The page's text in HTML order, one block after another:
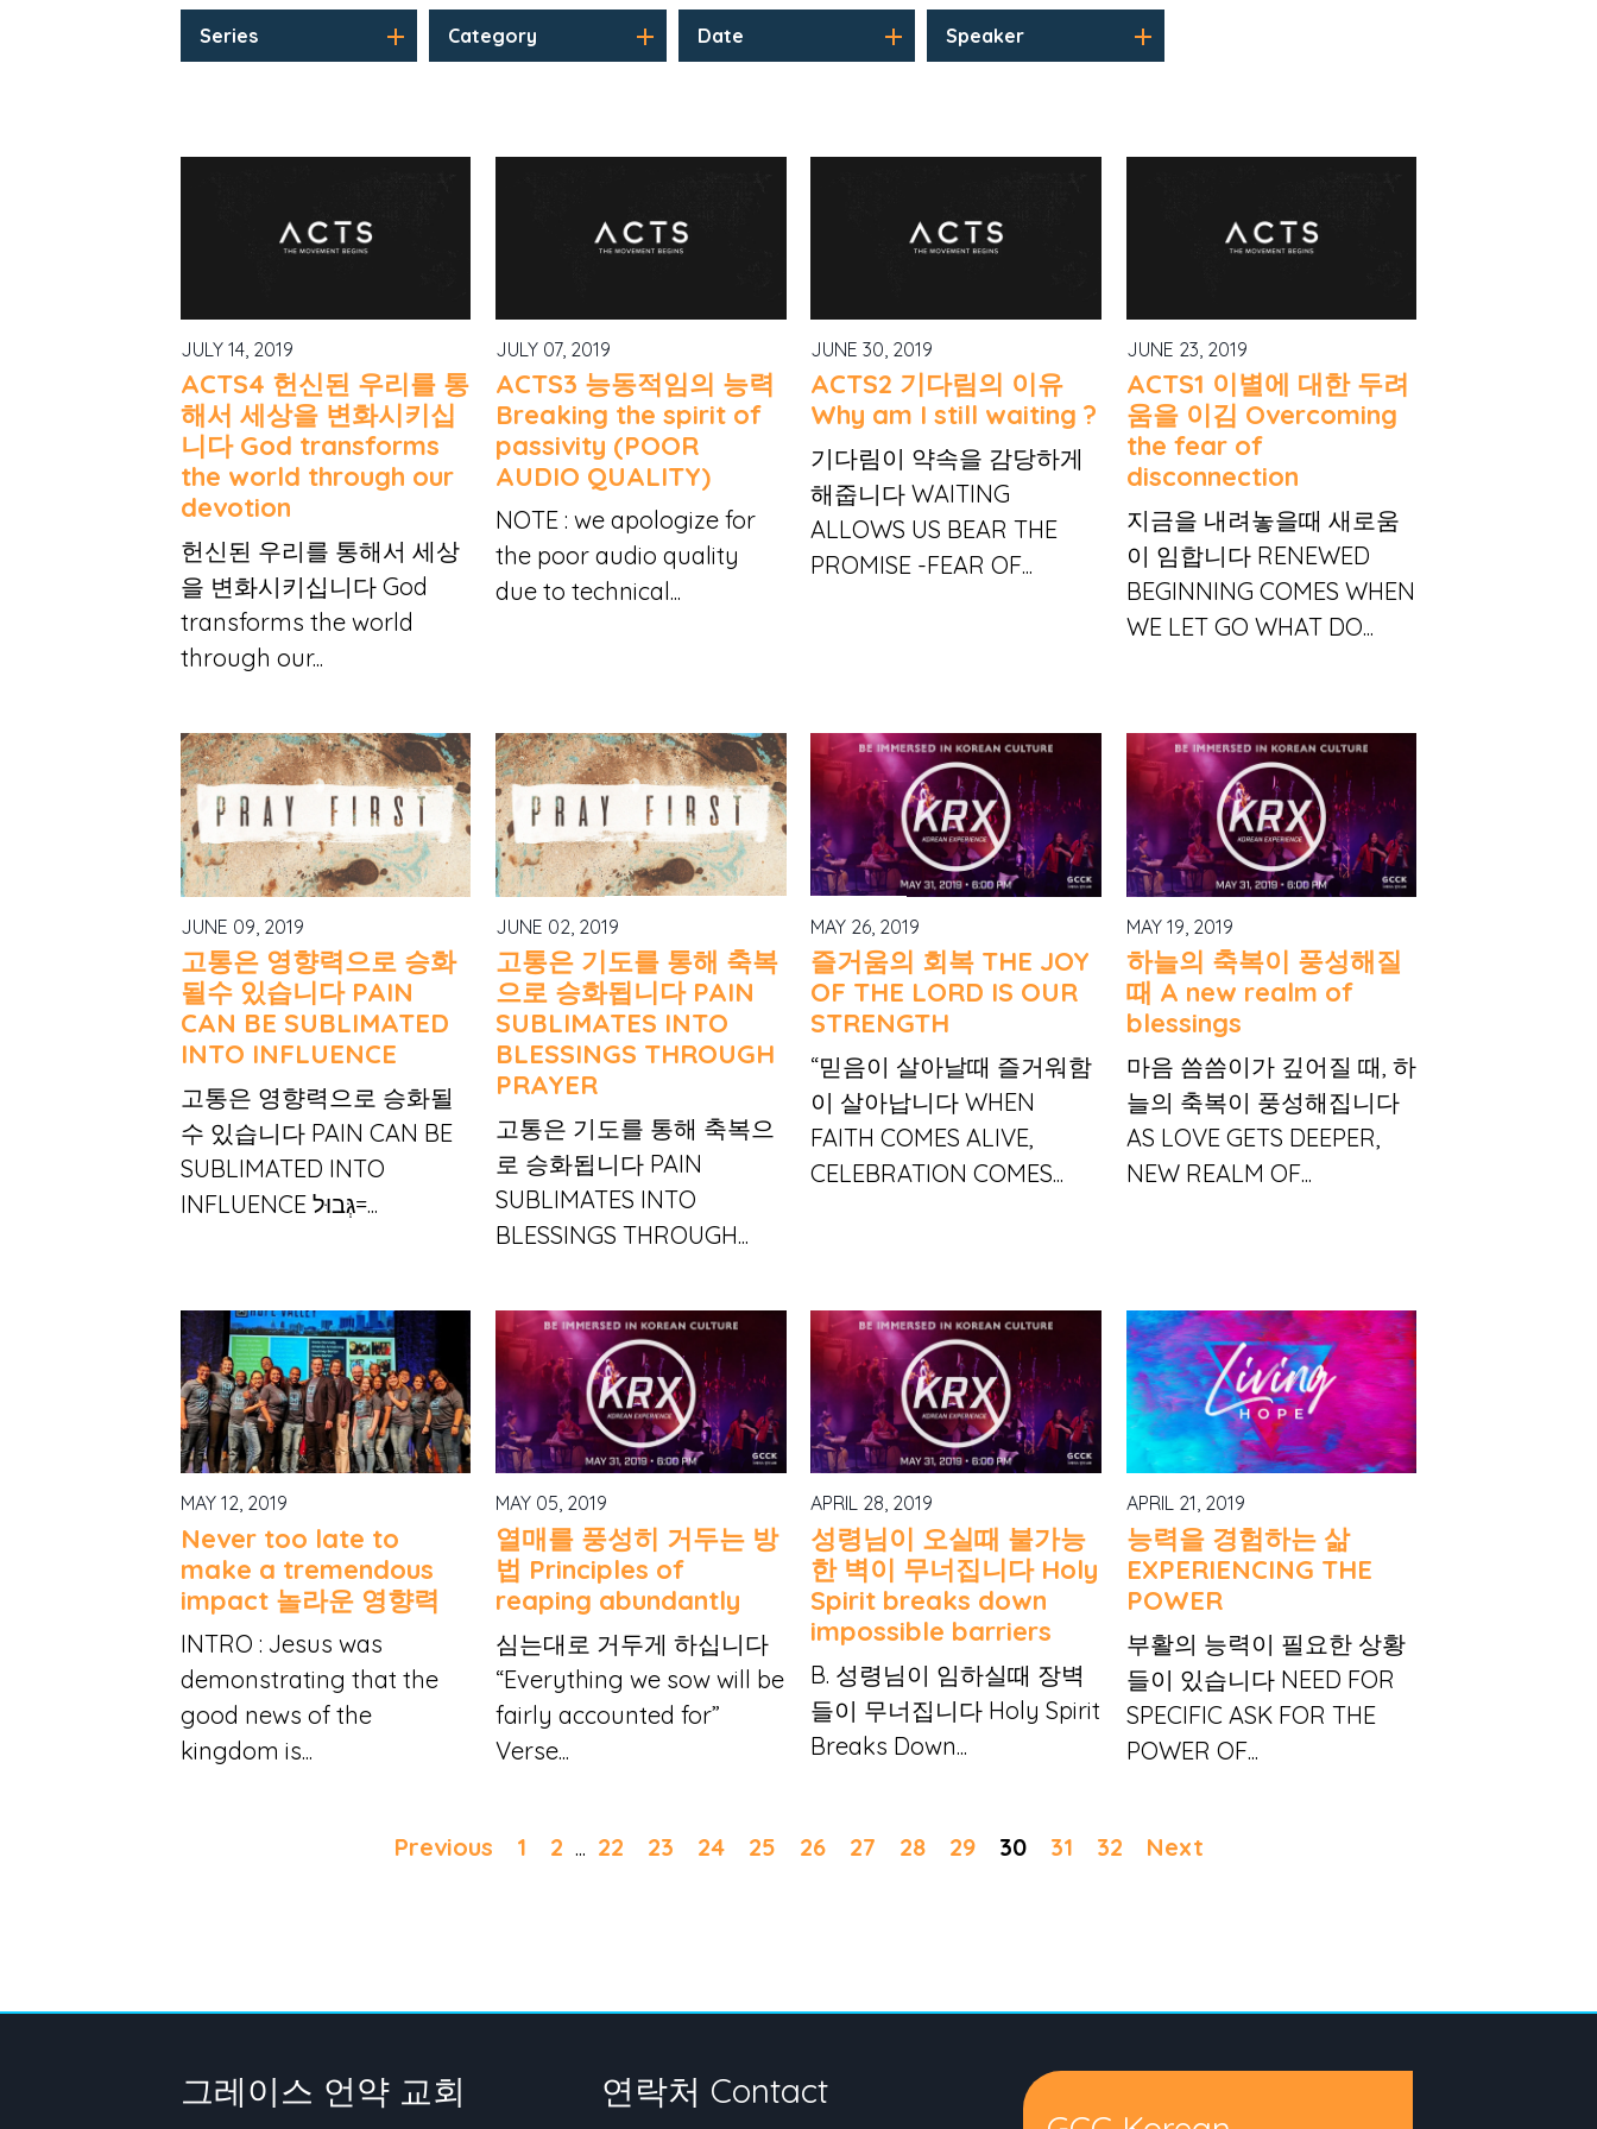
Series Category Date Speaker
JULY 14, 2019
ACTS4 헌신된 우리를 통
해서 세상을 변화시키십
니다 God transforms
the world through our
devotion
헌신된 우리를 통해서 세상
을 변화시키십니다 God
transforms the world
through our...
JULY 07, 2019
ACTS3 능동적임의 능력
Breaking the spirit of
passivity (POOR
AUDIO QUALITY)
NOTE : we apologize for
the poor audio quality
due to technical...
JUNE 30, 2019
ACTS2 기다림의 이유
Why am I still waiting ?
기다림이 약속을 감당하게
해줍니다 WAITING
ALLOWS US BEAR THE
PROMISE -FEAR OF...
JUNE 23, 2019
ACTS1 이별에 대한 두려
움을 이김 Overcoming
the fear of
disconnection
지금을 내려놓을때 새로움
이 임합니다 RENEWED
BEGINNING COMES WHEN
WE LET GO WHAT DO...
JUNE 09, 2019
고통은 영향력으로 승화
될수 있습니다 PAIN
CAN BE SUBLIMATED
INTO INFLUENCE
고통은 영향력으로 승화될
수 있습니다 PAIN CAN BE
SUBLIMATED INTO
INFLUENCE גְּבוּל=...
JUNE 02, 2019
고통은 기도를 통해 축복
으로 승화됩니다 PAIN
SUBLIMATES INTO
BLESSINGS THROUGH
PRAYER
고통은 기도를 통해 축복으
로 승화됩니다 PAIN
SUBLIMATES INTO
BLESSINGS THROUGH...
MAY 26, 2019
즐거움의 회복 THE JOY
OF THE LORD IS OUR
STRENGTH
“믿음이 살아날때 즐거워함
이 살아납니다 WHEN
FAITH COMES ALIVE,
CELEBRATION COMES...
MAY 19, 2019
하늘의 축복이 풍성해질
때 A new realm of
blessings
마음 씀씀이가 깊어질 때, 하
늘의 축복이 풍성해집니다
AS LOVE GETS DEEPER,
NEW REALM OF...
MAY 12, 2019
Never too late to
make a tremendous
impact 놀라운 영향력
INTRO : Jesus was
demonstrating that the
good news of the
kingdom is...
MAY 05, 2019
열매를 풍성히 거두는 방
법 Principles of
reaping abundantly
심는대로 거두게 하십니다
“Everything we sow will be
fairly accounted for”
Verse...
APRIL 28, 2019
성령님이 오실때 불가능
한 벽이 무너집니다 Holy
Spirit breaks down
impossible barriers
B. 성령님이 임하실때 장벽
들이 무너집니다 Holy Spirit
Breaks Down...
APRIL 21, 2019
능력을 경험하는 삶
EXPERIENCING THE
POWER
부활의 능력이 필요한 상황
들이 있습니다 NEED FOR
SPECIFIC ASK FOR THE
POWER OF...
Previous 1 2 ... 22 23 24 25 26 27 28 29 30 31 32 Next
그레이스 언약 교회
연락처 Contact